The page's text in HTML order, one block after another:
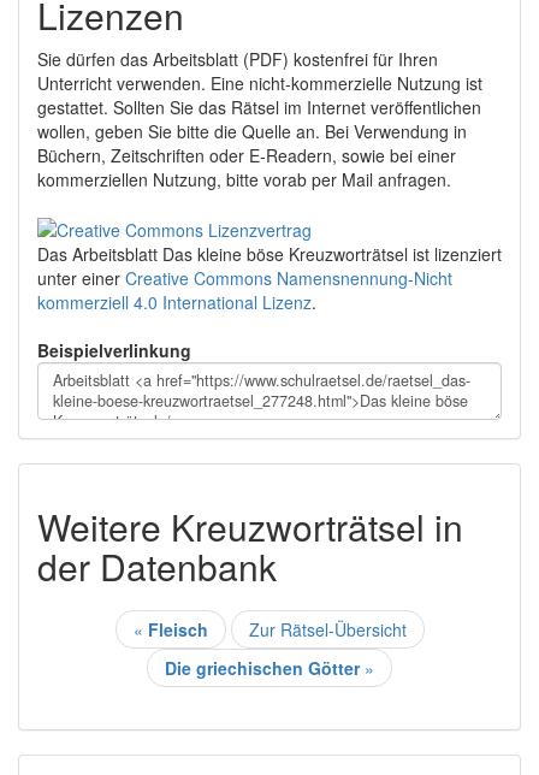
Lizenzen
Sie dürfen das Arbeitsblatt (PDF) kostenfrei für Ihren
Unterricht verwenden. Eine nicht-kommerzielle Nutzung ist
gestattet. Sollten Sie das Rätsel im Internet veröffentlichen
wollen, geben Sie bitte die Quelle an. Bei Verwendung in
Büchern, Zeitschriften oder E-Readern, sowie bei einer
kommerziellen Nutzung, bitte vorab per Mail anfragen.
Das Arbeitsblatt Das kleine böse Kreuzworträtsel ist lizenziert
unter einer Creative Commons Namensnennung-Nicht
kommerziell 4.0 International Lizenz.
Beispielverlinkung
Weitere Kreuzworträtsel in
der Datenbank
« Fleisch
Zur Rätsel-Übersicht
Die griechischen Götter»